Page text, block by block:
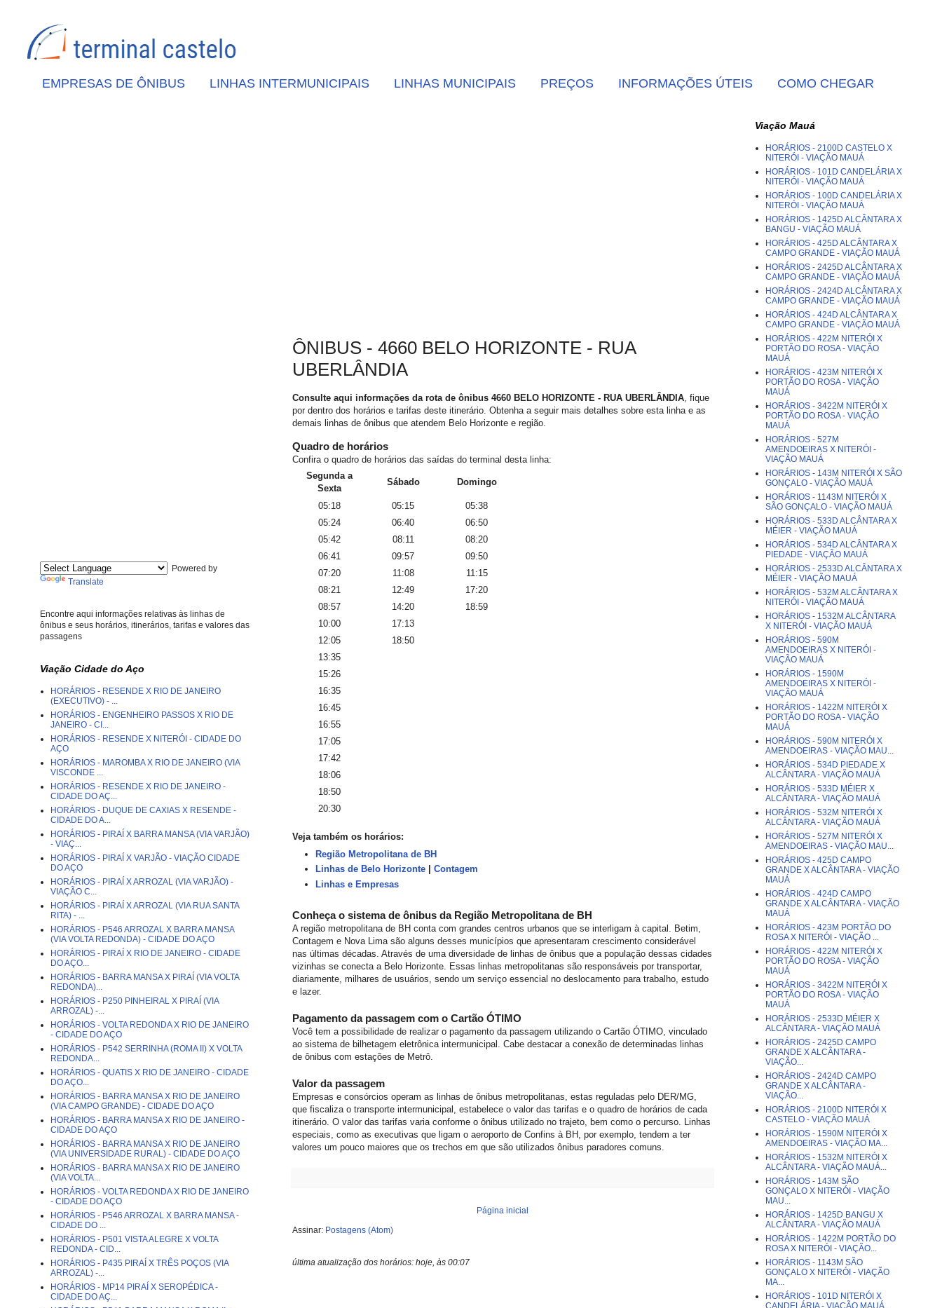
EMPRESAS DE ÔNIBUS LINHAS INTERMUNICIPAIS LINHAS MUNICIPAIS PREÇOS INFORMAÇÕES ÚTEIS COMO CHEGAR
ÔNIBUS - 4660 BELO HORIZONTE - RUA
UBERLÂNDIA
Consulte aqui informações da rota de ônibus 4660 BELO HORIZONTE - RUA UBERLÂNDIA, fique
por dentro dos horários e tarifas deste itinerário. Obtenha a seguir mais detalhes sobre esta linha e as
demais linhas de ônibus que atendem Belo Horizonte e região.
Quadro de horários
Confira o quadro de horários das saídas do terminal desta linha:
Segunda a
Sexta
Sábado Domingo
05:18 05:15
05:38
05:24
06:40
06:50
05:42
08:11
08:20
06:41
09:57
09:50
07:20
11:08
11:15
08:21
12:49
17:20
08:57
14:20
18:59
10:00
17:13
12:05
18:50
13:35
15:26
16:35
16:45
16:55
17:05
17:42
18:06
18:50
20:30
Veja também os horários:
Região Metropolitana de BH
Linhas de Belo Horizonte
Contagem
Linhas e Empresas
Conheça o sistema de ônibus da Região Metropolitana de BH
A região metropolitana de BH conta com grandes centros urbanos que se interligam à capital. Betim,
Contagem e Nova Lima são alguns desses municípios que apresentaram crescimento considerável
nas últimas décadas. Através de uma diversidade de linhas de ônibus que a população dessas cidades
vizinhas se conecta a Belo Horizonte. Essas linhas metropolitanas são responsáveis por transportar,
diariamente, milhares de usuários, sendo um serviço essencial no deslocamento para trabalho, estudo
e lazer.
Pagamento da passagem com o Cartão ÓTIMO
Você tem a possibilidade de realizar o pagamento da passagem utilizando o Cartão ÓTIMO, vinculado
ao sistema de bilhetagem eletrônica intermunicipal. Cabe destacar a conexão de determinadas linhas
de ônibus com estações de Metrô.
Valor da passagem
Empresas e consórcios operam as linhas de ônibus metropolitanas, estas reguladas pelo DER/MG,
que fiscaliza o transporte intermunicipal, estabelece o valor das tarifas e o quadro de horários de cada
itinerário. O valor das tarifas varia conforme o ônibus utilizado no trajeto, bem como o percurso. Linhas
especiais, como as executivas que ligam o aeroporto de Confins à BH, por exemplo, tendem a ter
valores um pouco maiores que os trechos em que são utilizados ônibus paradores comuns.
Página inicial
Assinar: Postagens (Atom)
última atualização dos horários: hoje, às 00:07
Powered by
Translate
Encontre aqui informações relativas às linhas de
ônibus e seus horários, itinerários, tarifas e valores das
passagens
Viação Cidade do Aço
HORÁRIOS - RESENDE X RIO DE JANEIRO
(EXECUTIVO) - ...
HORÁRIOS - ENGENHEIRO PASSOS X RIO DE
JANEIRO - CI...
HORÁRIOS - RESENDE X NITERÓI - CIDADE DO
AÇO
HORÁRIOS - MAROMBA X RIO DE JANEIRO (VIA
VISCONDE ...
HORÁRIOS - RESENDE X RIO DE JANEIRO -
CIDADE DO AÇ...
HORÁRIOS - DUQUE DE CAXIAS X RESENDE -
CIDADE DO A...
HORÁRIOS - PIRAÍ X BARRA MANSA (VIA VARJÃO)
- VIAÇ...
HORÁRIOS - PIRAÍ X VARJÃO - VIAÇÃO CIDADE
DO AÇO
HORÁRIOS - PIRAÍ X ARROZAL (VIA VARJÃO) -
VIAÇÃO C...
HORÁRIOS - PIRAÍ X ARROZAL (VIA RUA SANTA
RITA) - ...
HORÁRIOS - P546 ARROZAL X BARRA MANSA
(VIA VOLTA REDONDA) - CIDADE DO AÇO
HORÁRIOS - PIRAÍ X RIO DE JANEIRO - CIDADE
DO AÇO...
HORÁRIOS - BARRA MANSA X PIRAÍ (VIA VOLTA
REDONDA)...
HORÁRIOS - P250 PINHEIRAL X PIRAÍ (VIA
ARROZAL) -...
HORÁRIOS - VOLTA REDONDA X RIO DE JANEIRO
- CIDADE DO AÇO
HORÁRIOS - P542 SERRINHA (ROMA II) X VOLTA
REDONDA...
HORÁRIOS - QUATIS X RIO DE JANEIRO - CIDADE
DO AÇO...
HORÁRIOS - BARRA MANSA X RIO DE JANEIRO
(VIA CAMPO GRANDE) - CIDADE DO AÇO
HORÁRIOS - BARRA MANSA X RIO DE JANEIRO -
CIDADE DO AÇO
HORÁRIOS - BARRA MANSA X RIO DE JANEIRO
(VIA UNIVERSIDADE RURAL) - CIDADE DO AÇO
HORÁRIOS - BARRA MANSA X RIO DE JANEIRO
(VIA VOLTA...
HORÁRIOS - VOLTA REDONDA X RIO DE JANEIRO
- CIDADE DO AÇO
HORÁRIOS - P546 ARROZAL X BARRA MANSA -
CIDADE DO ...
HORÁRIOS - P501 VISTA ALEGRE X VOLTA
REDONDA - CID...
HORÁRIOS - P435 PIRAÍ X TRÊS POÇOS (VIA
ARROZAL) -...
HORÁRIOS - MP14 PIRAÍ X SEROPÉDICA -
CIDADE DO AÇ...
Viação Mauá
HORÁRIOS - 2100D CASTELO X
NITERÓI - VIAÇÃO MAUÁ
HORÁRIOS - 101D CANDELÁRIA X
NITERÓI - VIAÇÃO MAUÁ
HORÁRIOS - 100D CANDELÁRIA X
NITERÓI - VIAÇÃO MAUÁ
HORÁRIOS - 1425D ALCÂNTARA X
BANGU - VIAÇÃO MAUÁ
HORÁRIOS - 425D ALCÂNTARA X
CAMPO GRANDE - VIAÇÃO MAUÁ
HORÁRIOS - 2425D ALCÂNTARA X
CAMPO GRANDE - VIAÇÃO MAUÁ
HORÁRIOS - 2424D ALCÂNTARA X
CAMPO GRANDE - VIAÇÃO MAUÁ
HORÁRIOS - 424D ALCÂNTARA X
CAMPO GRANDE - VIAÇÃO MAUÁ
HORÁRIOS - 422M NITERÓI X
PORTÃO DO ROSA - VIAÇÃO
MAUÁ
HORÁRIOS - 423M NITERÓI X
PORTÃO DO ROSA - VIAÇÃO
MAUÁ
HORÁRIOS - 3422M NITERÓI X
PORTÃO DO ROSA - VIAÇÃO
MAUÁ
HORÁRIOS - 527M
AMENDOEIRAS X NITERÓI -
VIAÇÃO MAUÁ
HORÁRIOS - 143M NITERÓI X SÃO
GONÇALO - VIAÇÃO MAUÁ
HORÁRIOS - 1143M NITERÓI X
SÃO GONÇALO - VIAÇÃO MAUÁ
HORÁRIOS - 533D ALCÂNTARA X
MÉIER - VIAÇÃO MAUÁ
HORÁRIOS - 534D ALCÂNTARA X
PIEDADE - VIAÇÃO MAUÁ
HORÁRIOS - 2533D ALCÂNTARA X
MÉIER - VIAÇÃO MAUÁ
HORÁRIOS - 532M ALCÂNTARA X
NITERÓI - VIAÇÃO MAUÁ
HORÁRIOS - 1532M ALCÂNTARA
X NITERÓI - VIAÇÃO MAUÁ
HORÁRIOS - 590M
AMENDOEIRAS X NITERÓI -
VIAÇÃO MAUÁ
HORÁRIOS - 1590M
AMENDOEIRAS X NITERÓI -
VIAÇÃO MAUÁ
HORÁRIOS - 1422M NITERÓI X
PORTÃO DO ROSA - VIAÇÃO
MAUÁ
HORÁRIOS - 590M NITERÓI X
AMENDOEIRAS - VIAÇÃO MAU...
HORÁRIOS - 534D PIEDADE X
ALCÂNTARA - VIAÇÃO MAUÁ
HORÁRIOS - 533D MÉIER X
ALCÂNTARA - VIAÇÃO MAUÁ
HORÁRIOS - 532M NITERÓI X
ALCÂNTARA - VIAÇÃO MAUÁ
HORÁRIOS - 527M NITERÓI X
AMENDOEIRAS - VIAÇÃO MAU...
HORÁRIOS - 425D CAMPO
GRANDE X ALCÂNTARA - VIAÇÃO
MAUÁ
HORÁRIOS - 424D CAMPO
GRANDE X ALCÂNTARA - VIAÇÃO
MAUÁ
HORÁRIOS - 423M PORTÃO DO
ROSA X NITERÓI - VIAÇÃO ...
HORÁRIOS - 422M NITERÓI X
PORTÃO DO ROSA - VIAÇÃO
MAUÁ
HORÁRIOS - 3422M NITERÓI X
PORTÃO DO ROSA - VIAÇÃO
MAUÁ
HORÁRIOS - 2533D MÉIER X
ALCÂNTARA - VIAÇÃO MAUÁ
HORÁRIOS - 2425D CAMPO
GRANDE X ALCÂNTARA -
VIAÇÃO...
HORÁRIOS - 2424D CAMPO
GRANDE X ALCÂNTARA -
VIAÇÃO...
HORÁRIOS - 2100D NITERÓI X
CASTELO - VIAÇÃO MAUÁ
HORÁRIOS - 1590M NITERÓI X
AMENDOEIRAS - VIAÇÃO MA...
HORÁRIOS - 1532M NITERÓI X
ALCÂNTARA - VIAÇÃO MAUÁ...
HORÁRIOS - 143M SÃO
GONÇALO X NITERÓI - VIAÇÃO
MAU...
HORÁRIOS - 1425D BANGU X
ALCÂNTARA - VIAÇÃO MAUÁ
HORÁRIOS - 1422M PORTÃO DO
ROSA X NITERÓI - VIAÇÃO...
HORÁRIOS - 1143M SÃO
GONÇALO X NITERÓI - VIAÇÃO
MA...
HORÁRIOS - 101D NITERÓI X
CANDELÁRIA - VIAÇÃO MAUÁ...